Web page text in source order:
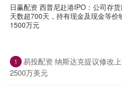
日赢配资 西普尼赴港IPO：公司存
天数超700天，持有现金及现金等价
1500万元
1
易投配资 纳斯达克提议修改
2500万美元